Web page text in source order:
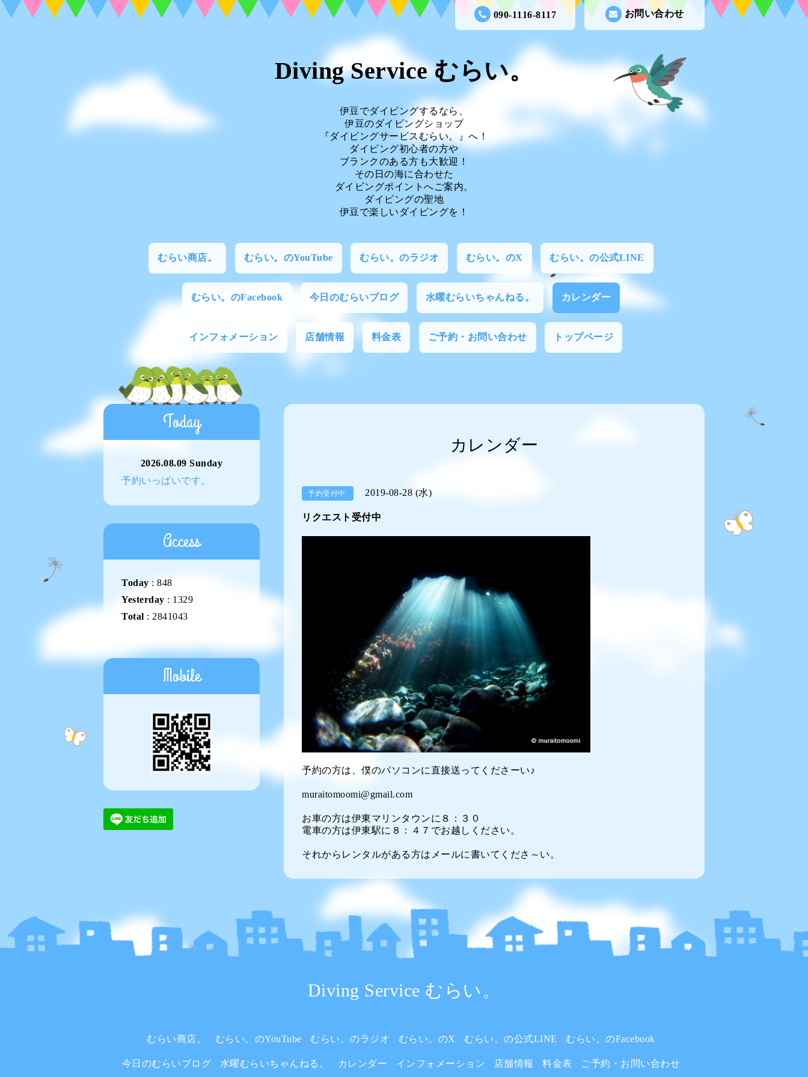
お問い合わせ
090-1116-8117
Diving Service むらい。
伊豆でダイビングするなら、
伊豆のダイビングショップ
『ダイビングサービスむらい。』へ！
ダイビング初心者の方や
ブランクのある方も大歓迎！
その日の海に合わせた
ダイビングポイントへご案内。
ダイビングの聖地
伊豆で楽しいダイビングを！
むらい商店。 むらい。のYouTube むらい。のラジオ むらい。のX むらい。の公式LINE
むらい。のFacebook 今日のむらいブログ 水曜むらいちゃんねる。 カレンダー
インフォメーション 店舗情報 料金表 ご予約・お問い合わせ トップページ
カレンダー
予約受付中 2019-08-28 (水)
リクエスト受付中
予約の方は、僕のパソコンに直接送ってくださーい♪
muraitomoomi@gmail.com
お車の方は伊東マリンタウンに８：３０
電車の方は伊東駅に８：４７でお越しください。
それからレンタルがある方はメールに書いてくださ～い。
Today
2026.08.09 Sunday
予約いっぱいです。
Access
Today : 848
Yesterday : 1329
Total : 2841043
Mobile
Diving Service むらい。
むらい商店。 むらい。のYouTube むらい。のラジオ むらい。のX むらい。の公式LINE むらい。のFacebook
今日のむらいブログ 水曜むらいちゃんねる。 カレンダー インフォメーション 店舗情報 料金表 ご予約・お問い合わせ